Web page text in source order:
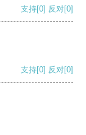
支持[0] 反对[0]
支持[0] 反对[0]